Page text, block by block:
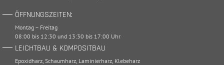
ÖFFNUNGSZEITEN:
Montag – Freitag
08:00 bis 12:30 und 13:30 bis 17:00 Uhr
LEICHTBAU & KOMPOSITBAU
Epoxidharz Schaumharz Laminierharz Klebeharz